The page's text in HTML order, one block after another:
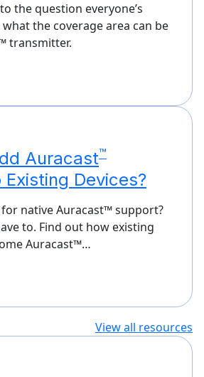
the question everyone’s
the coverage area can be
transmitter.
Auracast™
Devices?
native Auracast™ support?
to. Find out how existing
Auracast™…
View all resources